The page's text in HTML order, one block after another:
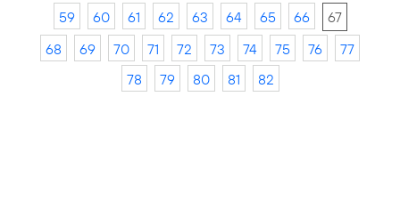
59 60 61 62 63 64 65 66
67
68
69 70 71 72 73 74 75 76
77
78
79 80 81 82